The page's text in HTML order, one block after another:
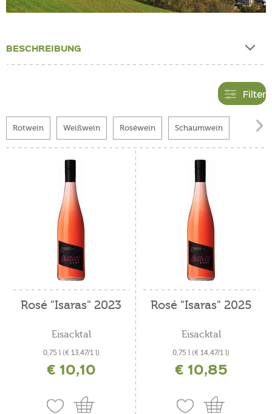
BESCHREIBUNG
Filter
Rotwein Weißwein Roséwein Schaumwein 
Rosé "Isaras" 2023
Eisacktal
0,75 l (€ 13,47/1 l)
€ 10,10
Rosé "Isaras" 2025
Eisacktal
0,75 l (€ 14,47/1 l)
€ 10,85